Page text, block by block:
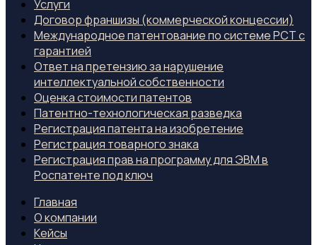
Услуги
Договор франшизы (коммерческой концессии)
Международное патентование по системе PCT с
гарантией
Ответ на претензию за нарушение
интеллектуальной собственности
Оценка стоимости патентов
Патентно-технологическая разведка
Регистрация патента на изобретение
Регистрация товарного знака
Регистрация прав на программу для ЭВМ в
Роспатенте под ключ
Главная
О компании
Кейсы